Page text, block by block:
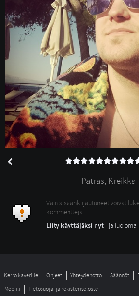
Patras, Kreikka
Vain sisäänkirjautuneet voivat
kommentteja.
Liity käyttäjäksi nyt- ja luo oma
Kerro kaverille Ohjeet Yhteydenotto Säännöt
Mobiili
Tietosuoja- ja rekisteriseloste